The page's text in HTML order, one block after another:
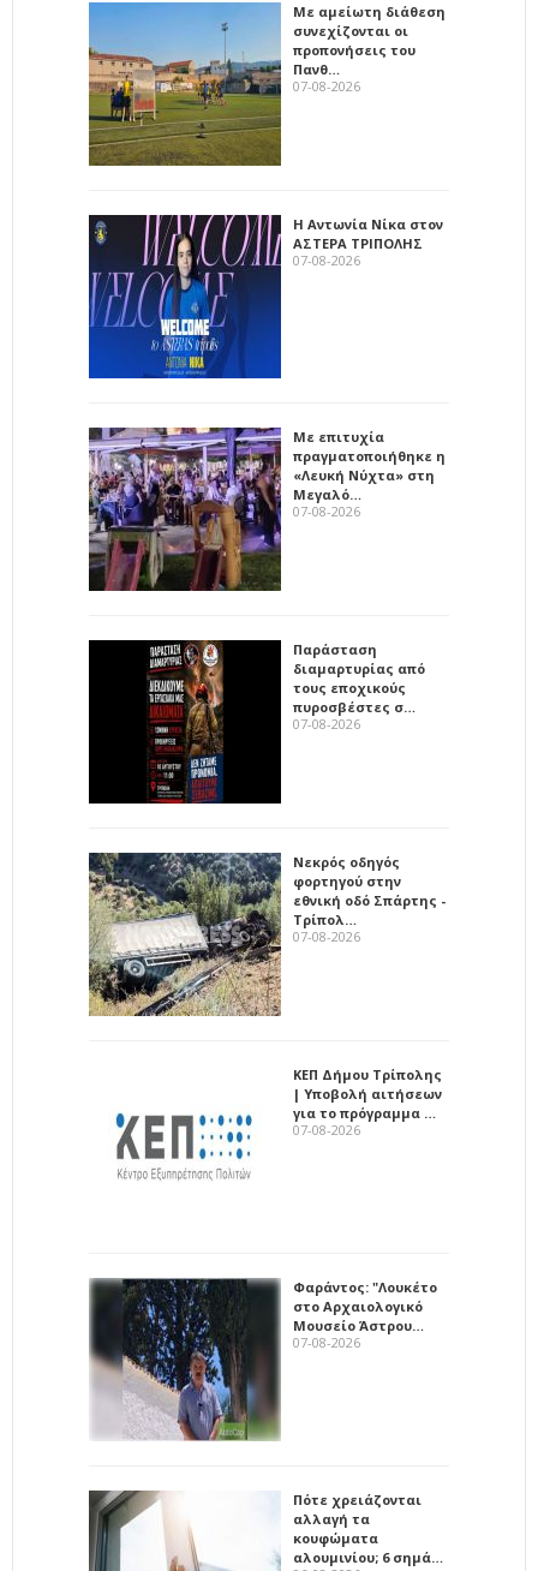
Με αμείωτη διάθεση
συνεχίζονται οι
προπονήσεις του
Πανθ…
07-08-2026
Η Αντωνία Νίκα στον
ΑΣΤΕΡΑ ΤΡΙΠΟΛΗΣ
07-08-2026
Με επιτυχία
πραγματοποιήθηκε η
«Λευκή Νύχτα» στη
Μεγαλό…
07-08-2026
Παράσταση
διαμαρτυρίας από
τους εποχικούς
πυροσβέστες σ…
07-08-2026
Νεκρός οδηγός
φορτηγού στην
εθνική οδό Σπάρτης -
Τρίπολ…
07-08-2026
ΚΕΠ Δήμου Τρίπολης
| Υποβολή αιτήσεων
για το πρόγραμμα …
07-08-2026
Φαράντος: "Λουκέτο
στο Αρχαιολογικό
Μουσείο Άστρου…
07-08-2026
Πότε χρειάζονται
αλλαγή τα
κουφώματα
αλουμινίου; 6 σημά…